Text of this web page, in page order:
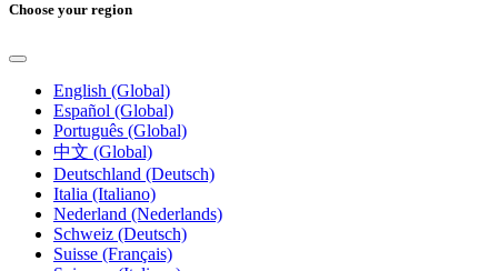
Choose your region
English (Global)
Español (Global)
Português (Global)
中文 (Global)
Deutschland (Deutsch)
Italia (Italiano)
Nederland (Nederlands)
Schweiz (Deutsch)
Suisse (Français)